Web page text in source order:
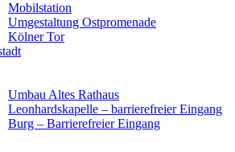
Mobilstation
Umgestaltung Ostpromenade
Kölner Tor
Umbau Altes Rathaus
Leonhardskapelle – barrierefreier Eingang
Burg – Barrierefreier Eingang